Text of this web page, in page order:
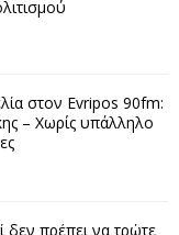
στον Evripos 90fm:
– Χωρίς υπάλληλο
δεν πρέπει να τρώτε